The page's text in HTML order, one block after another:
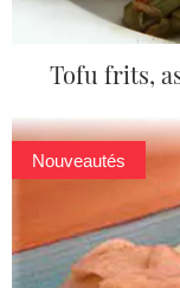
Tofu frits,
Nouveautés